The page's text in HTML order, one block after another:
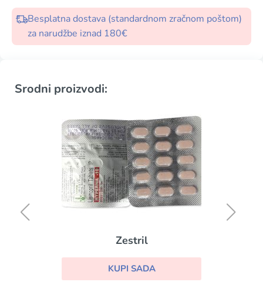
Besplatna dostava (standardnom zračnom poštom)
za narudžbe iznad 180€
Srodni proizvodi:
Zestril
KUPI SADA